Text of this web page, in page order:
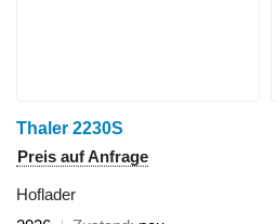
Thaler 2230S
Preis auf Anfrage
Hoflader